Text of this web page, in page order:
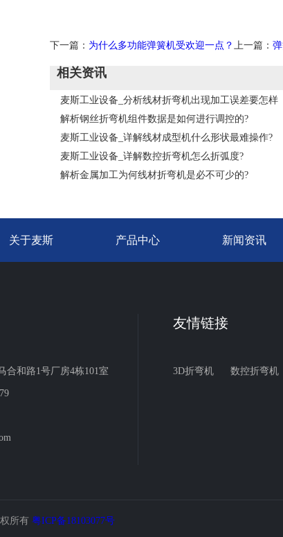
下一篇： 为什么多功能弹簧机受欢迎一点？ 上一篇：
相关资讯
麦斯工业设备_分析线材折弯机出现加工误差要怎样
解析钢丝折弯机组件数据是如何进行调控的?
麦斯工业设备_详解线材成型机什么形状最难操作?
麦斯工业设备_详解数控折弯机怎么折弧度?
解析金属加工为何线材折弯机是必不可少的?
关于麦斯 产品中心 新闻资讯
合和路1号厂房4栋101室
友情链接
3D折弯机 数控折弯机
所有 粤ICP备18103077号